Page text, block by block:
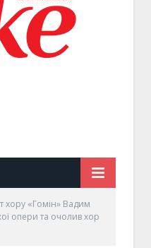
хору «Гомін» Вадим
опери та очолив хор